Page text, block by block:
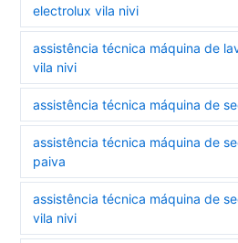
electrolux vila nivi
assistência técnica máquina de
vila nivi
assistência técnica máquina de
assistência técnica máquina de
paiva
assistência técnica máquina de
vila nivi